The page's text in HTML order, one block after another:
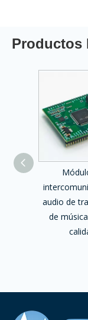
Productos
de
audio de
de